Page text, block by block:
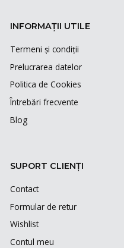
INFORMAȚII UTILE
Termeni și condiții
Prelucrarea datelor
Politica de Cookies
Întrebări frecvente
Blog
SUPORT CLIENȚI
Contact
Formular de retur
Wishlist
Contul meu